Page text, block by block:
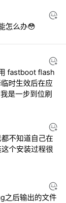
（这是
作者自己起的
脑里，位置最好
刚刚解锁完应
走完开机的引
和梯子（非
magisk
，注意修改
，如
，这样才算结
怎么办😳
fastboot flash
时生效后在应
是一步到位刷
不知道自己在
个安装过程很
之后输出的文件